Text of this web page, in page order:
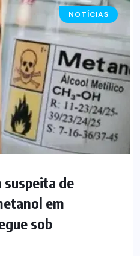
NOTÍCIAS
suspeita de
em
sob